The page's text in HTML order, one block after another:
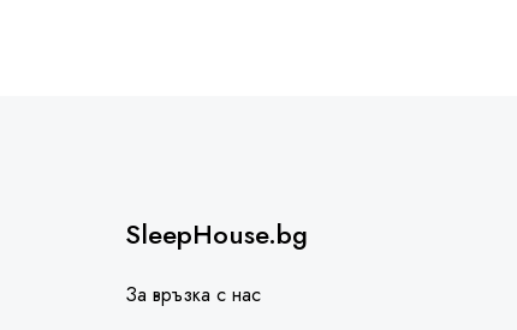
SleepHouse.bg
За връзка с нас